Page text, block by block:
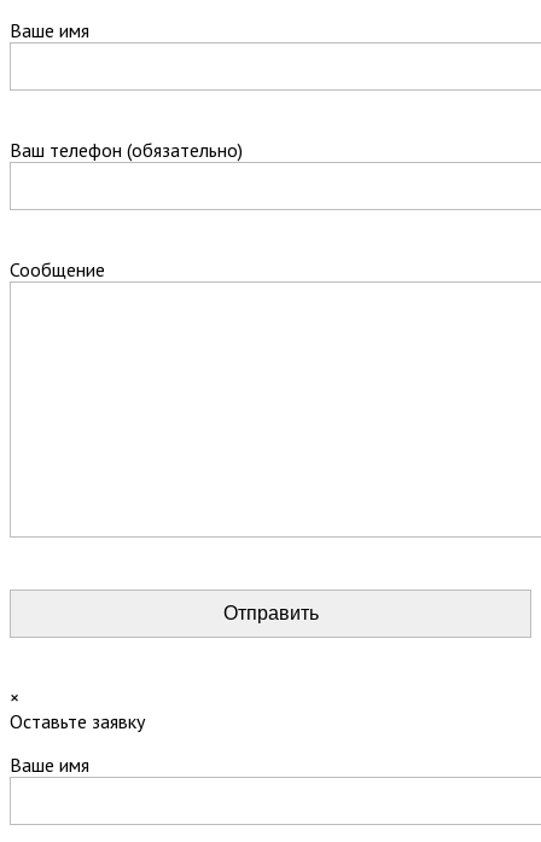
Ваше имя
Ваш телефон (обязательно)
Сообщение
×
Оставьте заявку
Ваше имя